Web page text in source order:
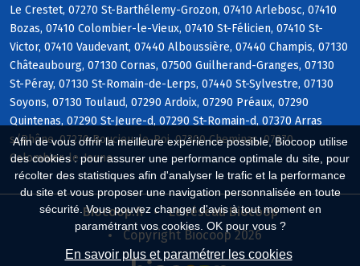
Afin de vous offrir la meilleure expérience possible, Biocoop utilise
des cookies : pour assurer une performance optimale du site, pour
récolter des statistiques afin d'analyser le trafic et la performance
du site et vous proposer une navigation personnalisée en toute
sécurité. Vous pouvez changer d'avis à tout moment en
paramétrant vos cookies. OK pour vous ?
En savoir plus et paramétrer les cookies
Le Crestet, 07270 St-Barthélemy-Grozon, 07410 Arlebosc, 07410
Bozas, 07410 Colombier-le-Vieux, 07410 St-Félicien, 07410 St-
Victor, 07410 Vaudevant, 07440 Alboussière, 07440 Champis, 07130
Châteaubourg, 07130 Cornas, 07500 Guilherand-Granges, 07130
St-Péray, 07130 St-Romain-de-Lerps, 07440 St-Sylvestre, 07130
Soyons, 07130 Toulaud, 07290 Ardoix, 07290 Préaux, 07290
Quintenas, 07290 St-Jeure-d, 07290 St-Romain-d, 07370 Arras
s/Rhône, 07270 Boucieu-le-Roi, 07300 Cheminas, 07270
Colombier-le-Jeune
Biocoop.fr
Le réseau Biocoop
Copyright Biocoop 2026